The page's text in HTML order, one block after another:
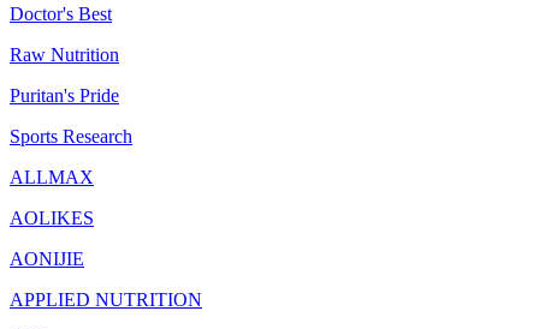
Doctor's Best
Raw Nutrition
Puritan's Pride
Sports Research
ALLMAX
AOLIKES
AONIJIE
APPLIED NUTRITION